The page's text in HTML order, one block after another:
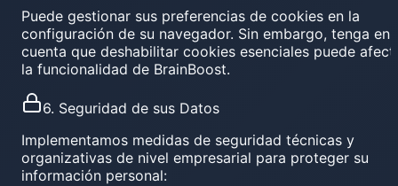
Puede gestionar sus preferencias de cookies en la
configuración de su navegador. Sin embargo, tenga en
cuenta que deshabilitar cookies esenciales puede
la funcionalidad de BrainBoost.
6. Seguridad de sus Datos
Implementamos medidas de seguridad técnicas y
organizativas de nivel empresarial para proteger su
información personal: